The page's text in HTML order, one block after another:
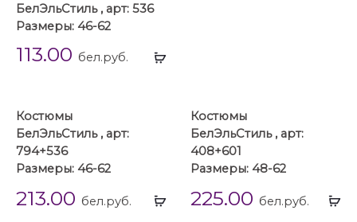
Выбрать
БелЭльСтиль , арт: 536
Размеры: 46-62
113.00 бел.руб.
Выбрать
Костюмы
БелЭльСтиль , арт:
794+536
Размеры: 46-62
213.00 бел.руб.
Костюмы
БелЭльСтиль , арт:
408+601
Размеры: 48-62
225.00 бел.руб.